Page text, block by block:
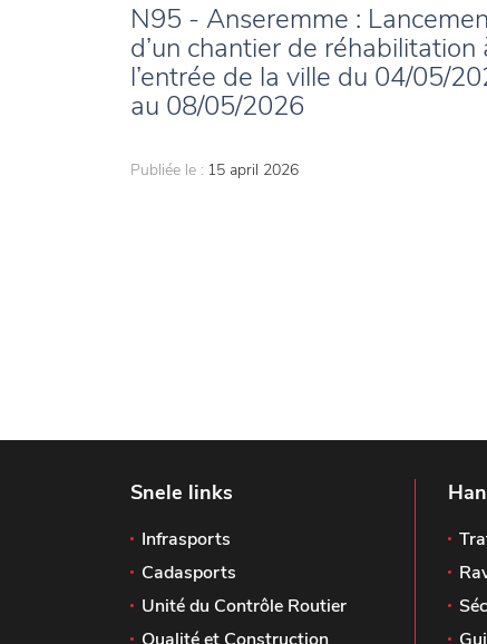
N95 - Anseremme :
d’un chantier de réhabilitation
l’entrée de la ville du 04/05/
au 08/05/2026
Publiée le : 15 april 2026
Snele links
Infrasports
Cadasports
Unité du Contrôle Routier